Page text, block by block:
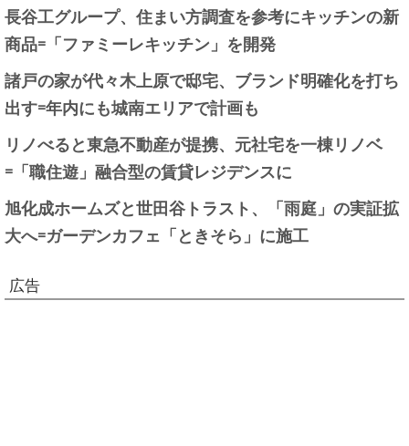
長谷工グループ、住まい方調査を参考にキッチンの新
商品=「ファミーレキッチン」を開発
諸戸の家が代々木上原で邸宅、ブランド明確化を打ち
出す=年内にも城南エリアで計画も
リノべると東急不動産が提携、元社宅を一棟リノベ
=「職住遊」融合型の賃貸レジデンスに
旭化成ホームズと世田谷トラスト、「雨庭」の実証拡
大へ=ガーデンカフェ「ときそら」に施工
広告